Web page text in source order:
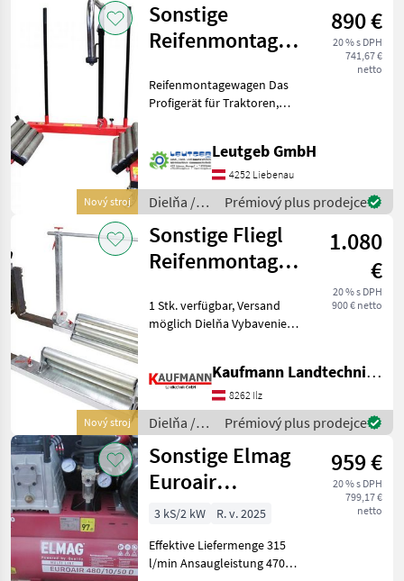
Nový stroj
Sonstige
Reifenmontagewagen
890 €
20 % s DPH
741,67 €
netto
Reifenmontagewagen Das
Profigerät für Traktoren,
Reifenwechsel und einen
Traktor oder LKW
selbstständig behalt
Leutgeb GmbH
4252 Liebenau
Dielňa /
Sonstige
Prémiový plus prodejce
Nový stroj
Sonstige Fliegl
Reifenmontagehilfe
Stapleraufnahme
1.080
€
20 % s DPH
900 € netto
1 Stk. verfügbar, Versand
möglich Dielňa Vybavenie
Kaufmann Landtechnik GmbH
8262 Ilz
Dielňa /
Sonstige
Prémiový plus prodejce
Sonstige Elmag
Euroair
480/10/50D
959 €
20 % s DPH
799,17 €
netto
3 kS/2 kW
R. v. 2025
Effektive Liefermenge 315
l/min Ansaugleistung 470